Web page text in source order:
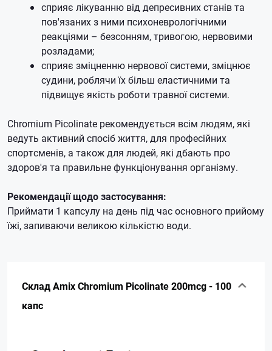
сприяє лікуванню від депресивних станів та
пов'язаних з ними психоневрологічними
реакціями – безсонням, тривогою, нервовими
розладами;
сприяє зміцненню нервової системи, зміцнює
судини, роблячи їх більш еластичними та
підвищує якість роботи травної системи.
Chromium Picolinate рекомендується всім людям, які
ведуть активний спосіб життя, для професійних
спортсменів, а також для людей, які дбають про
здоров'я та правильне функціонування організму.
Рекомендації щодо застосування:
Приймати 1 капсулу на день під час основного прийому
їжі, запиваючи великою кількістю води.
Склад Amix Chromium Picolinate 200mcg - 100
капс